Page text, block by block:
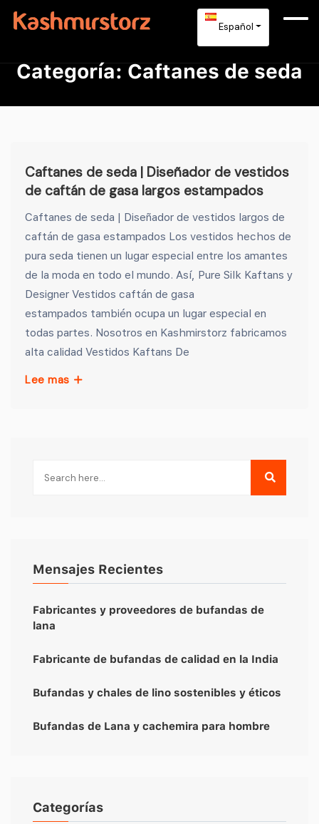
Español
Categoría: Caftanes de seda
Caftanes de seda | Diseñador de vestidos
de caftán de gasa largos estampados
Caftanes de seda | Diseñador de vestidos largos de
caftán de gasa estampados Los vestidos hechos de
pura seda tienen un lugar especial entre los amantes
de la moda en todo el mundo. Así, Pure Silk Kaftans y
Designer Vestidos caftán de gasa
estampados también ocupa un lugar especial en
todas partes. Nosotros en Kashmirstorz fabricamos
alta calidad Vestidos Kaftans De
Lee mas
Mensajes Recientes
Fabricantes y proveedores de bufandas de
lana
Fabricante de bufandas de calidad en la India
Bufandas y chales de lino sostenibles y éticos
Bufandas de Lana y cachemira para hombre
Categorías